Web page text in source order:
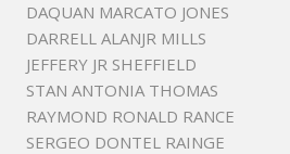
DAQUAN MARCATO JONES
DARRELL ALANJR MILLS
JEFFERY JR SHEFFIELD
STAN ANTONIA THOMAS
RAYMOND RONALD RANCE
SERGEO DONTEL RAINGE